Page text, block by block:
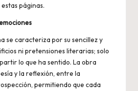
páginas.
se caracteriza por su sencillez y
ni pretensiones literarias; solo
lo que ha sentido. La obra
y la reflexión, entre la
permitiendo que cada